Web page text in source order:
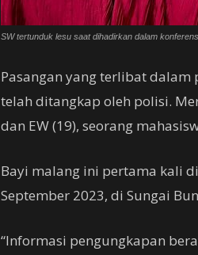
SW tertunduk lesu saat dihadirkan dalam
Pasangan yang terlibat dalam
telah ditangkap oleh polisi.
dan EW (19), seorang
Bayi malang ini pertama kali
September 2023, di Sungai
“Informasi pengungkapan